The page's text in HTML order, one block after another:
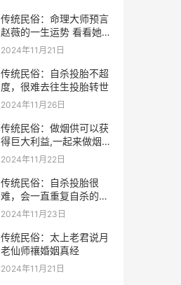
传统民俗：命理大师预言
赵薇的一生运势 看看她的
表示
2024年11月21日
传统民俗：自杀投胎不超
度，很难去往生投胎转世
2024年11月26日
传统民俗：做烟供可以获
得巨大利益,一起来做烟供
药供施食吧
2024年11月22日
传统民俗：自杀投胎很
难，会一直重复自杀的动
作
2024年11月23日
传统民俗：太上老君说月
老仙师禳婚姻真经
2024年11月21日